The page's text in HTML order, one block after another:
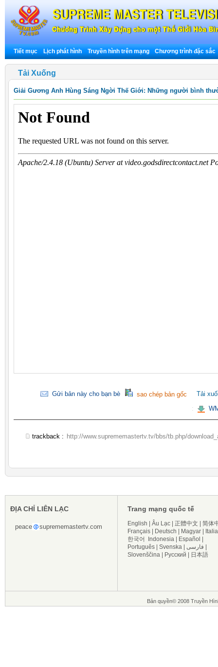
Tiết mục Lịch phát hình Truyền hình trên mạng Chương trình đặc sắc
Tải Xuống
Giải Gương Anh Hùng Sáng Ngời Thế Giới: Những người bình
Gửi bản này cho bạn bè sao chép bản gốc
Tải
:
trackback : http://www.suprememastertv.tv/bbs/tb.php/
ĐỊA CHỈ LIÊN LẠC
peace suprememastertv.com
Trang mạng quốc tế
English Âu Lạc 正體中文
简体
Français
Deutsch Magyar
한국어
Indonesia Español
Português
Svenska فارسی
Slovenščina
Русский 日本語
Bản quyền© 2008 Truyền